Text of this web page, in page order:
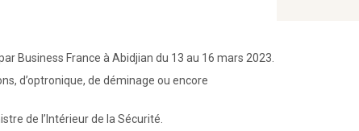
Business France à Abidjian du 13 au 16 mars 2023.
d’optronique, de déminage ou encore
de l’Intérieur de la Sécurité.